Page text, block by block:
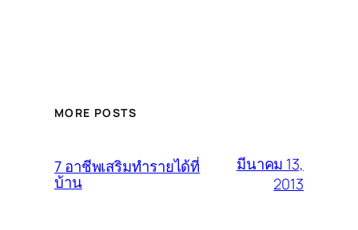
MORE POSTS
7 อาชีพเสริมทำรายได้ที่
บ้าน
มีนาคม 13,
2013